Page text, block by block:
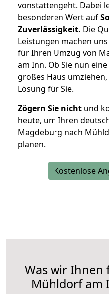
vonstattengeht. Dabei
besonderen Wert auf
Zuverlässigkeit. Die
Leistungen machen
für Ihren Umzug von
am Inn. Ob Sie nun
großes Haus
Lösung für Sie.
Zögern Sie nicht und
heute, um Ihren
Magdeburg nach
planen.
Kostenlose
Was wir Ihnen
Mühldorf am